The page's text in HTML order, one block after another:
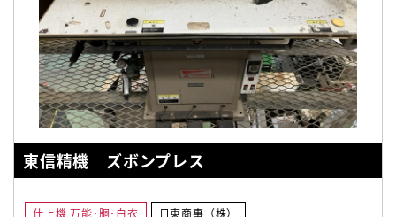
東信精機 ズボンプレス
仕上機 万能･胴･白衣 日東商事（株）